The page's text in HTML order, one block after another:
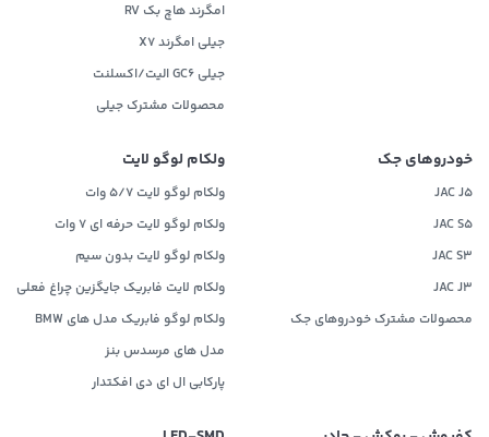
امگرند هاچ بک RV
جیلی امگرند X7
جیلی GC6 الیت/اکسلنت
محصولات مشترک جیلی
خودروهای جک
JAC J5
JAC S5
JAC S3
JAC J3
محصولات مشترک خودروهای جک
ولکام لوگو لایت
ولکام لوگو لایت 5/7 وات
ولکام لوگو لایت حرفه ای 7 وات
ولکام لوگو لایت بدون سیم
ولکام لایت فابریک جایگزین چراغ فعلی
ولکام لوگو فابریک مدل های BMW
مدل های مرسدس بنز
پارکابی ال ای دی افکتدار